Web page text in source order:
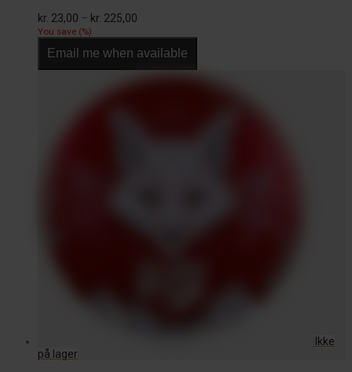
kr. 23,00 – kr. 225,00
kr. 225,00
You save (%)
Email me when available